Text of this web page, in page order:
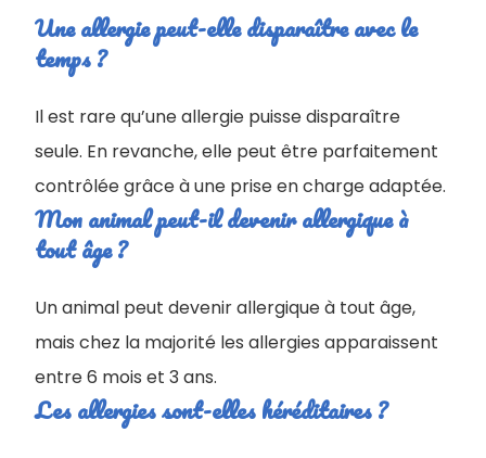
Une allergie peut-elle disparaître avec le
temps ?
Il est rare qu’une allergie puisse disparaître
seule. En revanche, elle peut être parfaitement
contrôlée grâce à une prise en charge adaptée.
Mon animal peut-il devenir allergique à
tout âge ?
Un animal peut devenir allergique à tout âge,
mais chez la majorité les allergies apparaissent
entre 6 mois et 3 ans.
Les allergies sont-elles héréditaires ?